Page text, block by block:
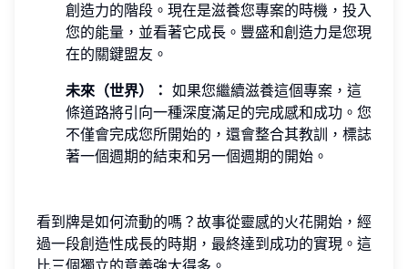
創造力的階段。現在是滋養您專案的時機，投入
您的能量，並看著它成長。豐盛和創造力是您現
在的關鍵盟友。
未來（世界）： 如果您繼續滋養這個專案，這
條道路將引向一種深度滿足的完成感和成功。您
不僅會完成您所開始的，還會整合其教訓，標誌
著一個週期的結束和另一個週期的開始。
看到牌是如何流動的嗎？故事從靈感的火花開始，經
過一段創造性成長的時期，最終達到成功的實現。這